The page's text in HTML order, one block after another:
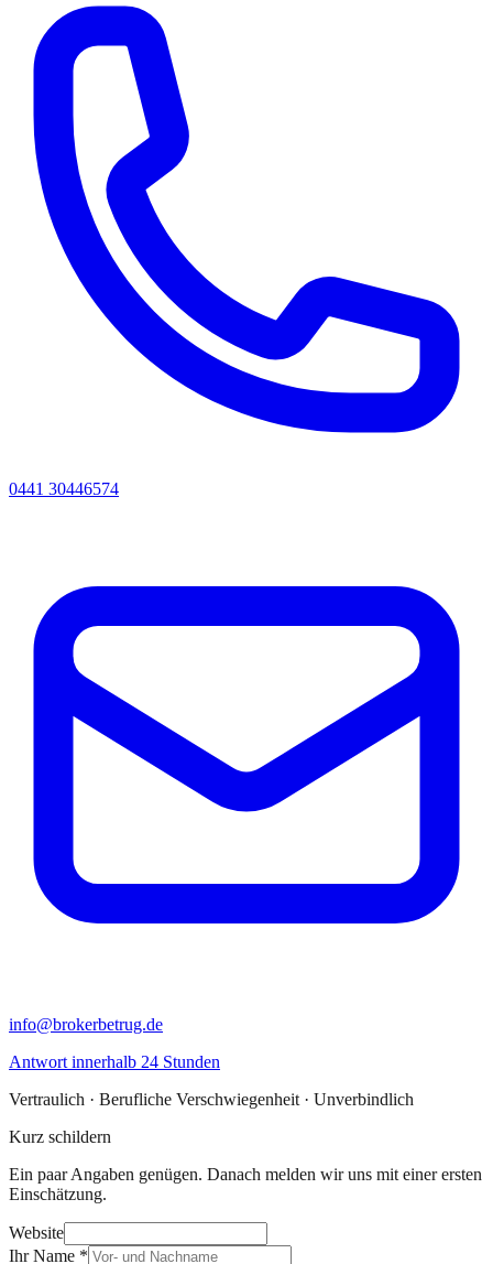
0441 30446574
info@brokerbetrug.de
Antwort innerhalb 24 Stunden
Vertraulich · Berufliche Verschwiegenheit · Unverbindlich
Kurz schildern
Ein paar Angaben genügen. Danach melden wir uns mit einer ersten
Einschätzung.
Website
Ihr Name *